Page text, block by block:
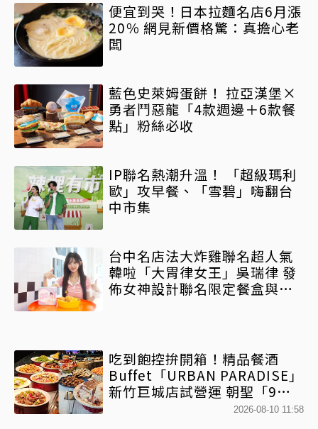
便宜到哭！日本拉麵名店6月漲
20％ 網見新價格驚：真擔心老
闆
藍色史萊姆蛋餅！ 拉亞漢堡×
勇者鬥惡龍「4款週邊＋6款餐
點」粉絲必收
IP聯名熱潮升溫！ 「超級瑪利
歐」攻早餐、「雪碧」嗨翻台
中市集
台中名店法大炸雞聯名超人氣
韓啦「大胃律女王」吳瑞律 發
佈女神設計聯名限定餐盒與套
吃到飽控拚開箱！精品餐酒
Buffet「URBAN PARADISE」
新竹巨城店試營運 朝聖「9大
2026-08-10 11:58